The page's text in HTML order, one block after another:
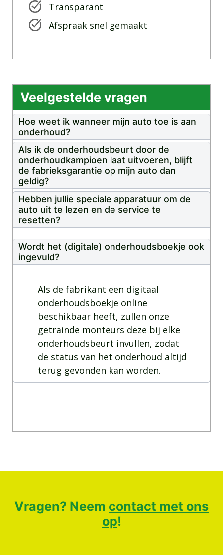
Transparant
Afspraak snel gemaakt
Veelgestelde vragen
Hoe weet ik wanneer mijn auto toe is aan
onderhoud?
Als ik de onderhoudsbeurt door de
onderhoudkampioen laat uitvoeren, blijft
de fabrieksgarantie op mijn auto dan
geldig?
Hebben jullie speciale apparatuur om de
auto uit te lezen en de service te
resetten?
Wordt het (digitale) onderhoudsboekje ook
ingevuld?
Als de fabrikant een digitaal
onderhoudsboekje online
beschikbaar heeft, zullen onze
getrainde monteurs deze bij elke
onderhoudsbeurt invullen, zodat
de status van het onderhoud altijd
terug gevonden kan worden.
Vragen? Neem contact met ons
op!